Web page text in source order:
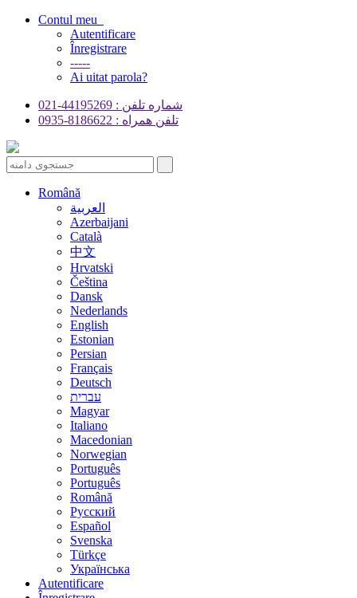
Contul meu
Autentificare
Înregistrare
-----
Ai uitat parola?
شماره تلفن : 44195269-021
تلفن همراه : 8186622-0935
Română
العربية
Azerbaijani
Català
中文
Hrvatski
Čeština
Dansk
Nederlands
English
Estonian
Persian
Français
Deutsch
עברית
Magyar
Italiano
Macedonian
Norwegian
Português
Português
Română
Русский
Español
Svenska
Türkçe
Українська
Autentificare